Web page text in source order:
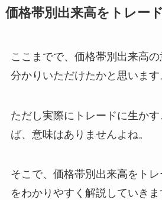
価格帯別出来高をトレー
ここまでで、価格帯別出来高
分かりいただけたかと思います
ただし実際にトレードに生か
ば、意味はありませんよね。
そこで、価格帯別出来高をト
をわかりやすく解説していきま